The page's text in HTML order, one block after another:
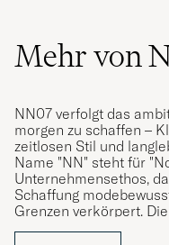
och bra kvalitet
knäpper byxorna
JOHAN S
Snygga och
MARIA W
Mehr von
NN07 verfolgt das
morgen zu schaffen –
zeitlosen Stil und
Name "NN" steht für
Unternehmensethos,
Schaffung
Grenzen verkörpert.
inspiriert von den